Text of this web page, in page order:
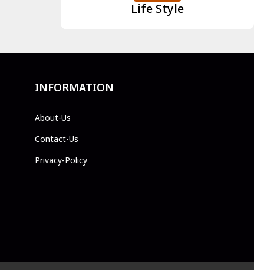
Life Style
INFORMATION
About-Us
Contact-Us
Privacy-Policy